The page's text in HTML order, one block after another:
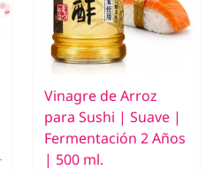
Vinagre de Arroz
para Sushi | Suave |
Fermentación 2 Años
| 500 ml.